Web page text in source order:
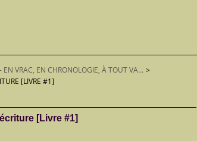
EN VRAC, EN CHRONOLOGIE, À TOUT VA... >
[LIVRE #1]
[Livre #1]